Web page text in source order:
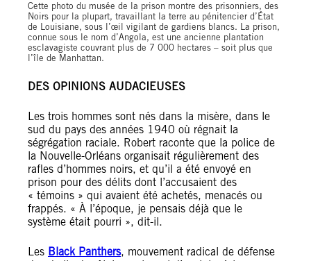
Cette photo du musée de la prison montre des prisonniers, des
Noirs pour la plupart, travaillant la terre au pénitencier d’État
de Louisiane, sous l’œil vigilant de gardiens blancs. La prison,
connue sous le nom d’Angola, est une ancienne plantation
esclavagiste couvrant plus de 7 000 hectares – soit plus que
l’île de Manhattan.
DES OPINIONS AUDACIEUSES
Les trois hommes sont nés dans la misère, dans le
sud du pays des années 1940 où régnait la
ségrégation raciale. Robert raconte que la police de
la Nouvelle-Orléans organisait régulièrement des
rafles d’hommes noirs, et qu’il a été envoyé en
prison pour des délits dont l’accusaient des
« témoins » qui avaient été achetés, menacés ou
frappés. « À l’époque, je pensais déjà que le
système était pourri », dit-il.
Les Black Panthers, mouvement radical de défense